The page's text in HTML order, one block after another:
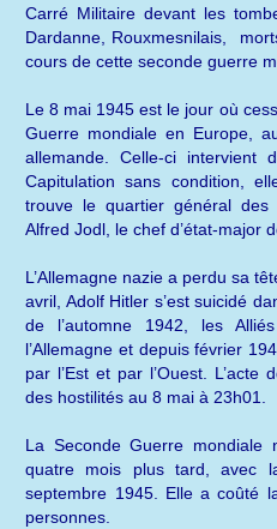
Carré Militaire devant les
Dardanne, Rouxmesnilais,
cours de cette seconde guerre
Le 8 mai 1945 est le jour où
Guerre mondiale en Europe,
allemande. Celle-ci
Capitulation sans condition,
trouve le quartier général
Alfred Jodl, le chef d’état-major
L’Allemagne nazie a perdu sa
avril, Adolf Hitler s’est suicidé
de l’automne 1942, les
l’Allemagne et depuis février
par l’Est et par l’Ouest. L’acte
des hostilités au 8 mai à 23h01.
La Seconde Guerre mondiale
quatre mois plus tard, avec
septembre 1945. Elle a coûté
personnes.